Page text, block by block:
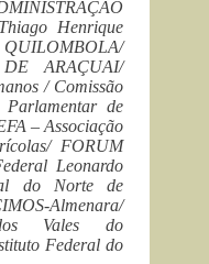
Henrique
DE ARAÇUAI/
/ Comissão
de
– Associação
FORUM
Leonardo
do Norte de
Almenara/
Vales do
Federal do